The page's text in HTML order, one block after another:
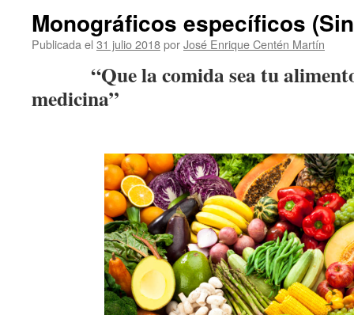
Monográficos específicos
Publicada el 31 julio 2018porJosé Enrique Centén Martín
“Que la comida sea tu
medicina”